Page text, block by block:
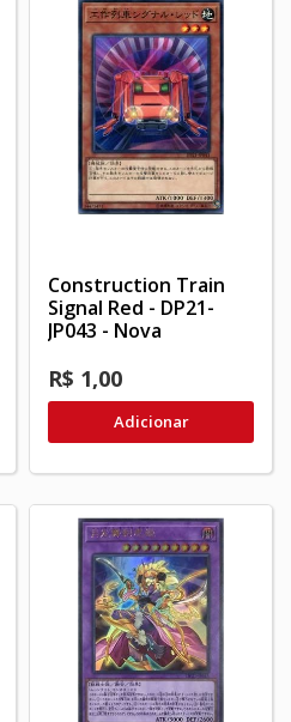
Construction Train
Signal Red - DP21-
JP043 - Nova
R$ 1,00
Adicionar